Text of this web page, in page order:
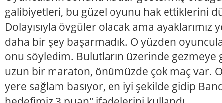
galibiyetleri, bu güzel oyunu hak ettiklerini
Dolayısıyla övgüler olacak ama ayaklarımız
daha bir şey başarmadık. O yüzden
onu söyledim. Bulutların üzerinde gezmeye
uzun bir maraton, önümüzde çok maç var.
yere sağlam basıyor, en iyi şekilde gidip